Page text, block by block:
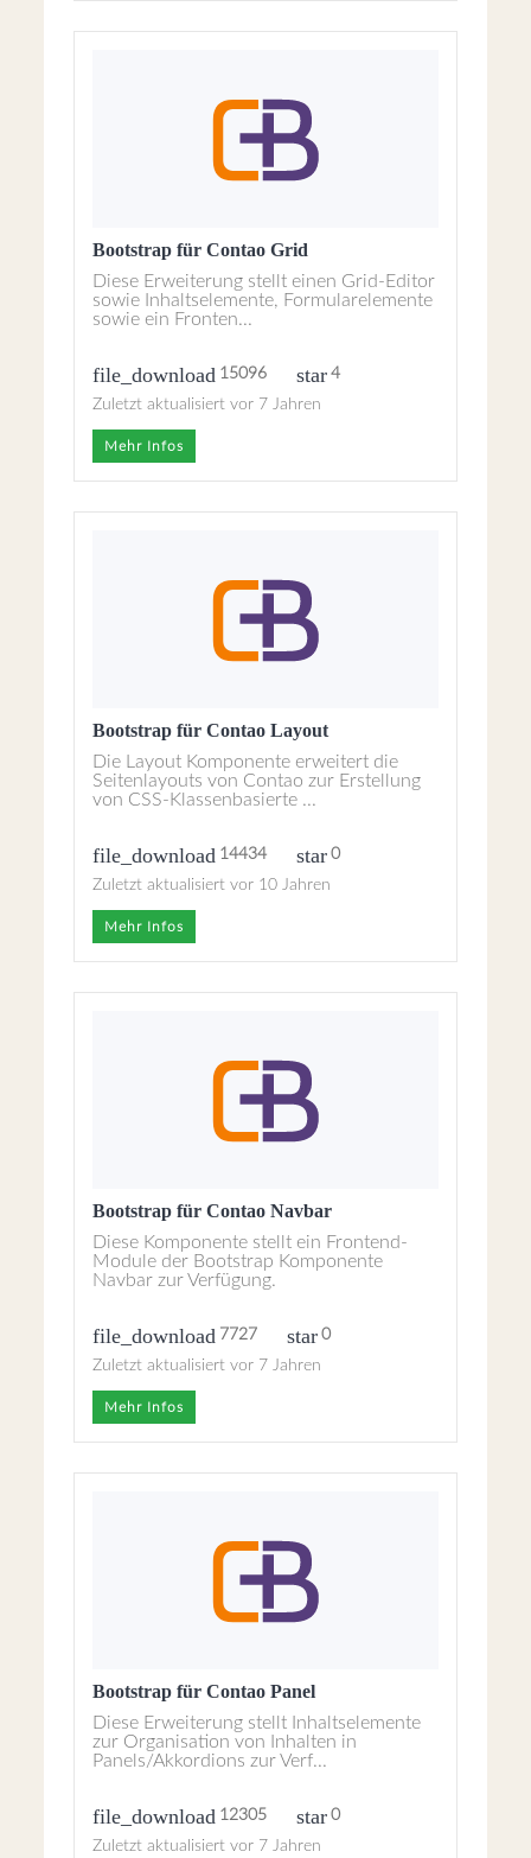
Bootstrap für Contao Grid
Diese Erweiterung stellt einen Grid-Editor
sowie Inhaltselemente, Formularelemente
sowie ein Fronten...
file_download 15096 star 4
Zuletzt aktualisiert vor 7 Jahren
Mehr Infos
Bootstrap für Contao Layout
Die Layout Komponente erweitert die
Seitenlayouts von Contao zur Erstellung
von CSS-Klassenbasierte ...
file_download 14434 star 0
Zuletzt aktualisiert vor 10 Jahren
Mehr Infos
Bootstrap für Contao Navbar
Diese Komponente stellt ein Frontend-
Module der Bootstrap Komponente
Navbar zur Verfügung.
file_download 7727 star 0
Zuletzt aktualisiert vor 7 Jahren
Mehr Infos
Bootstrap für Contao Panel
Diese Erweiterung stellt Inhaltselemente
zur Organisation von Inhalten in
Panels/Akkordions zur Verf...
file_download 12305 star 0
Zuletzt aktualisiert vor 7 Jahren